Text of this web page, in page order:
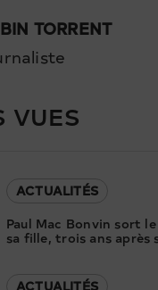
TORRENT
VUES
ACTUALITÉS
Paul Mac Bonvin sort
sa fille, trois ans après
ACTUALITÉS